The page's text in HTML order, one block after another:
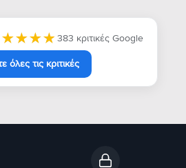
383 κριτικές Google
όλες τις κριτικές